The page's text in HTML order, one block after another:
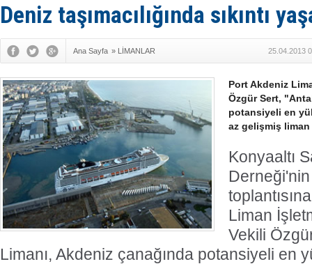
İTU AUV,
Deniz taşımacılığında sıkıntı
Ana Sayfa » LİMANLAR 25.04.2013
Port Akdeniz
Özgür Sert,
potansiyeli en
az gelişmiş
Konyaaltı
Liman
Vekili
Limanı, Akdeniz çanağında potansiyeli en